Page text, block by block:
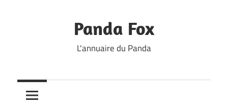
Panda Fox
L'annuaire du Panda